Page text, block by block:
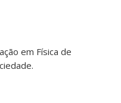
em Física de